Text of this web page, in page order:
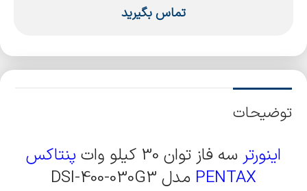
تماس بگیرید
توضیحات
اینورتر سه فاز توان 30 کیلو وات
پنتاکس
PENTAX مدل DSI-400-030G3